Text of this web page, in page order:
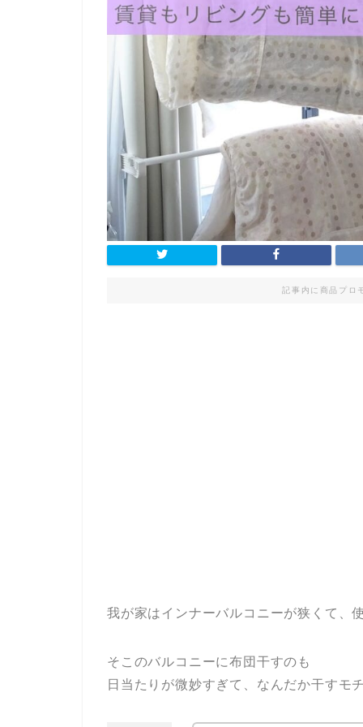
記事内に商品プロ
我が家はインナーバルコニーが狭くて、
そこのバルコニーに布団干すのも
日当たりが微妙すぎて、なんだか干すモ